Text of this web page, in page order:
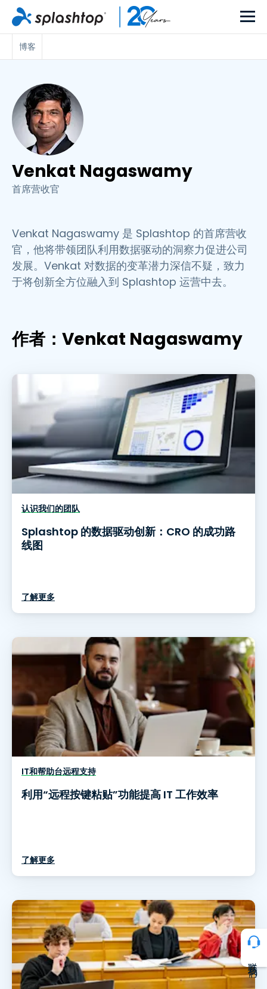
博客
Venkat Nagaswamy
首席营收官
Venkat Nagaswamy 是 Splashtop 的首席营收
官，他将带领团队利用数据驱动的洞察力促进公司
发展。Venkat 对数据的变革潜力深信不疑，致力
于将创新全方位融入到 Splashtop 运营中去。
作者：Venkat Nagaswamy
认识我们的团队
Splashtop 的数据驱动创新：CRO 的成功路
线图
了解更多
IT和帮助台远程支持
利用“远程按键粘贴”功能提高 IT 工作效率
了解更多